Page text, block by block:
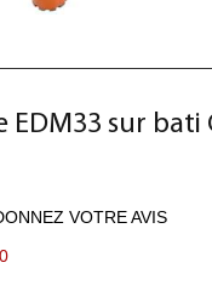
EDM33 sur bati
VOTRE AVIS